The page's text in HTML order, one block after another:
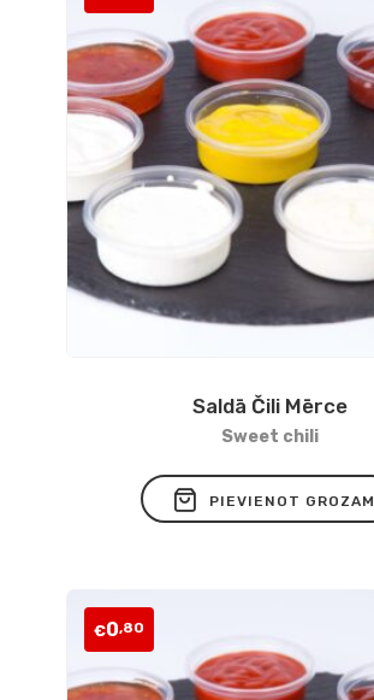
Saldā Čili Mērce
Sweet chili
PIEVIENOT GROZAM
€0,80